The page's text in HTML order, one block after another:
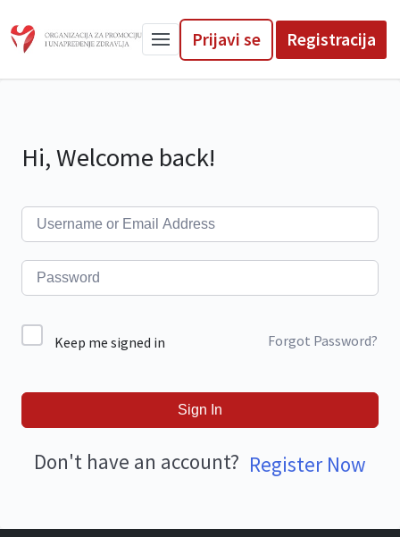
Prijavi se Registracija
Hi, Welcome back!
Keep me signed in Forgot Password?
Sign In
Don't have an account? Register Now